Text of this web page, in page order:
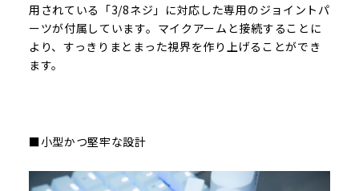
用されている「3/8ネジ」に対応した専用のジョイントパ
ーツが付属しています。マイクアームと接続することに
より、すっきりまとまった視界を作り上げることができ
ます。
■小型かつ堅牢な設計